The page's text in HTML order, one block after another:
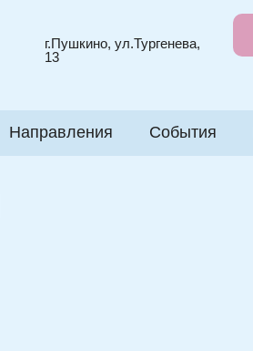
г.Пушкино, ул.Тургенева,
13
Направления События